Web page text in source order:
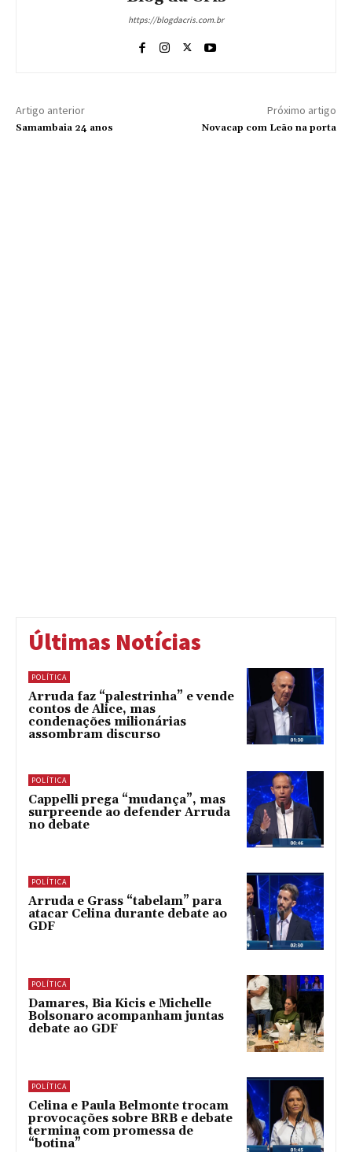
https://blogdacris.com.br
Artigo anterior
Samambaia 24 anos
Próximo artigo
Novacap com Leão na porta
Últimas Notícias
POLÍTICA
Arruda faz “palestrinha” e vende
contos de Alice, mas
condenações milionárias
assombram discurso
POLÍTICA
Cappelli prega “mudança”, mas
surpreende ao defender Arruda
no debate
POLÍTICA
Arruda e Grass “tabelam” para
atacar Celina durante debate ao
GDF
POLÍTICA
Damares, Bia Kicis e Michelle
Bolsonaro acompanham juntas
debate ao GDF
POLÍTICA
Celina e Paula Belmonte trocam
provocações sobre BRB e debate
termina com promessa de
“botina”